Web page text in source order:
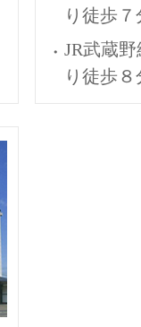
り徒歩７
JR武蔵
り徒歩８